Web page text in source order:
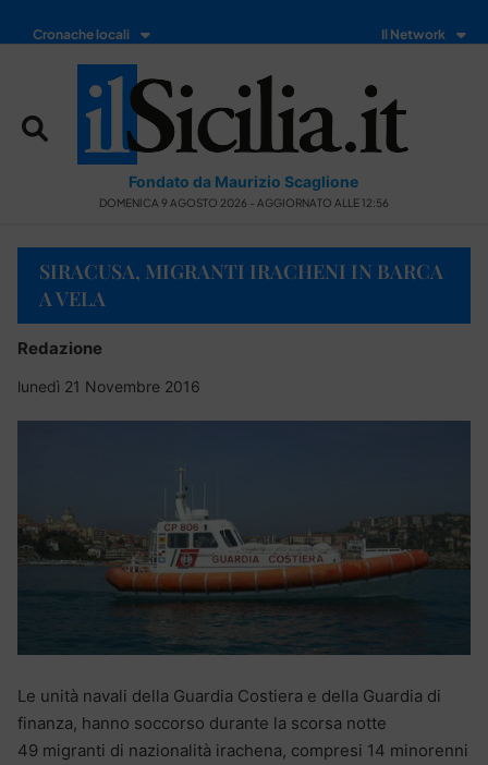
Cronache locali Il Network
Fondato da Maurizio Scaglione
DOMENICA 9 AGOSTO 2026 - AGGIORNATO ALLE 12:56
SIRACUSA, MIGRANTI IRACHENI IN BARCA
A VELA
Redazione
lunedì 21 Novembre 2016
Le unità navali della Guardia Costiera e della Guardia di
finanza, hanno soccorso durante la scorsa notte
49 migranti di nazionalità irachena, compresi 14 minorenni